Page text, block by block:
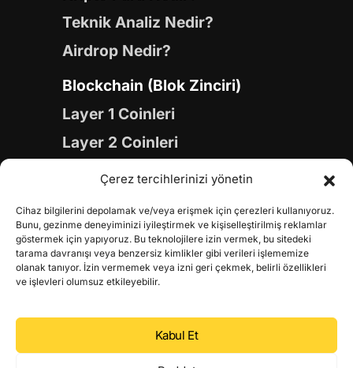
Çerez tercihlerinizi yönetin
Cihaz bilgilerini depolamak ve/veya erişmek için çerezleri kullanıyoruz.
Bunu, gezinme deneyiminizi iyileştirmek ve kişiselleştirilmiş reklamlar
göstermek için yapıyoruz. Bu teknolojilere izin vermek, bu sitedeki
tarama davranışı veya benzersiz kimlikler gibi verileri işlememize
olanak tanıyor. İzin vermemek veya izni geri çekmek, belirli özellikleri
ve işlevleri olumsuz etkileyebilir.
Kabul Et
Teknik Analiz Nedir?
Airdrop Nedir?
Blockchain (Blok Zinciri)
Layer 1 Coinleri
Layer 2 Coinleri
Yapay Zeka (AI) Coinleri
Gaming Coinleri
RWA Coinleri
DeFi Coinleri
DePIN Coinleri
Metaverse Coinleri